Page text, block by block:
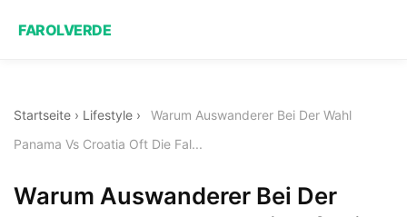
FAROLVERDE
Startseite › Lifestyle ›
Warum Auswanderer Bei Der Wahl
Panama Vs Croatia Oft Die Fal...
Warum Auswanderer Bei Der